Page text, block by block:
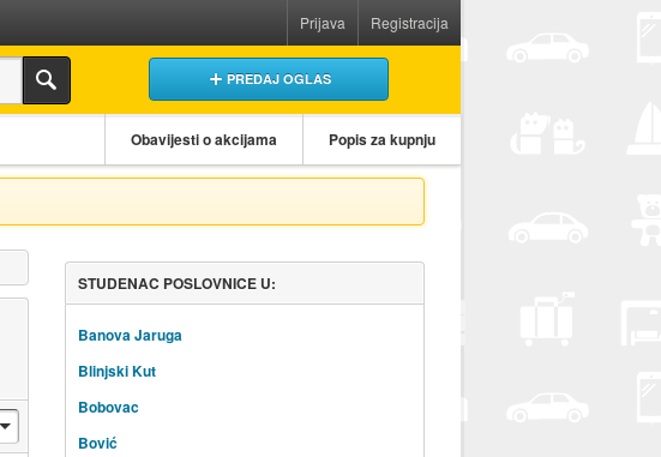
Prijava Registracija
PREDAJ OGLAS
Obavijesti o akcijama Popis za kupnju
STUDENAC POSLOVNICE U:
Banova Jaruga
Blinjski Kut
Bobovac
Bović